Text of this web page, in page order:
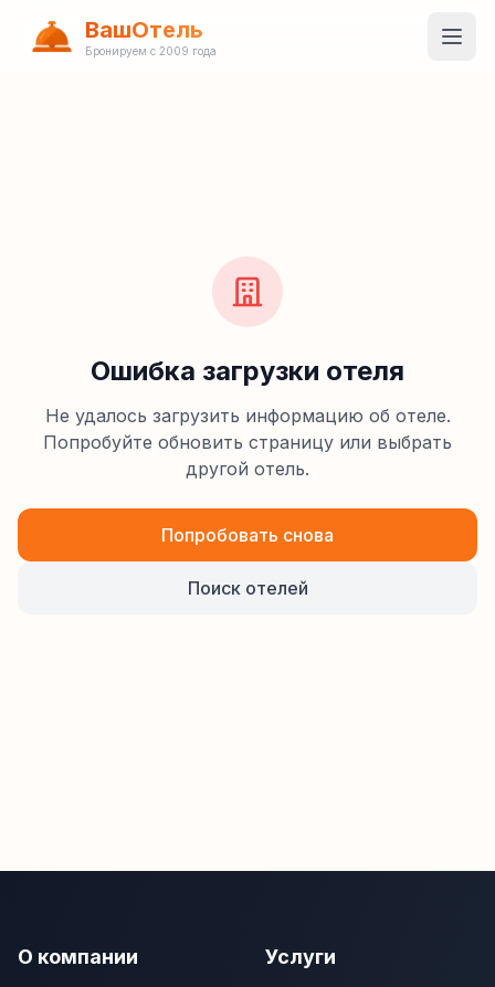
ВашОтель
Бронируем с 2009 года
Ошибка загрузки отеля
Не удалось загрузить информацию об отеле.
Попробуйте обновить страницу или выбрать
другой отель.
Попробовать снова
Поиск отелей
О компании Услуги